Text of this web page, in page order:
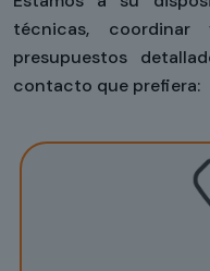
técnicas,
presupuestos
contacto que prefiera: